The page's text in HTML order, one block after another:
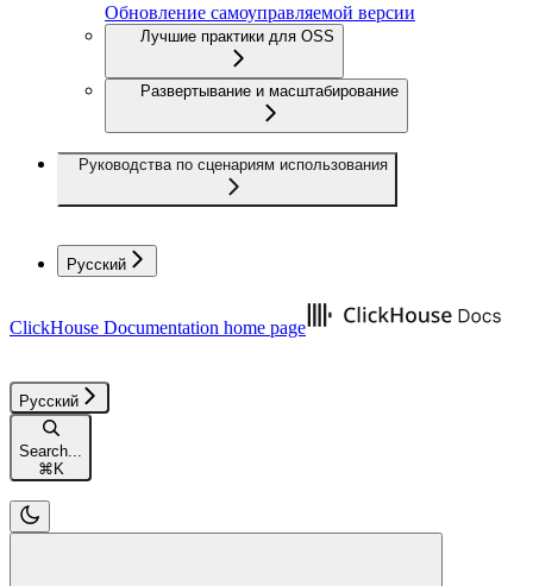
Обновление самоуправляемой версии
Лучшие практики для OSS
Развертывание и масштабирование
Руководства по сценариям использования
Русский
ClickHouse Documentation home page
Русский
Search...
⌘ K